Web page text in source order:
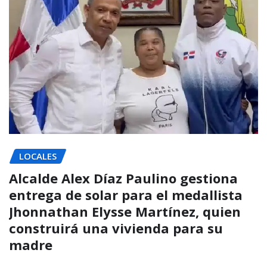
LOCALES
Alcalde Alex Díaz Paulino gestiona
entrega de solar para el medallista
Jhonnathan Elysse Martínez, quien
construirá una vivienda para su
madre